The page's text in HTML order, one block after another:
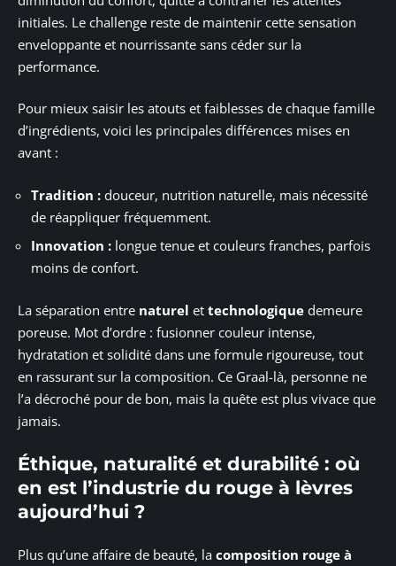
initiales. Le challenge reste de maintenir cette sensation
enveloppante et nourrissante sans céder sur la
performance.
Pour mieux saisir les atouts et faiblesses de chaque famille
d’ingrédients, voici les principales différences mises en
avant :
Tradition : douceur, nutrition naturelle, mais nécessité
de réappliquer fréquemment.
Innovation : longue tenue et couleurs franches, parfois
moins de confort.
La séparation entre naturel et technologique demeure
poreuse. Mot d’ordre : fusionner couleur intense,
hydratation et solidité dans une formule rigoureuse, tout
en rassurant sur la composition. Ce Graal-là, personne ne
l’a décroché pour de bon, mais la quête est plus vivace que
jamais.
Éthique, naturalité et durabilité : où
en est l’industrie du rouge à lèvres
aujourd’hui ?
Plus qu’une affaire de beauté, la composition rouge à